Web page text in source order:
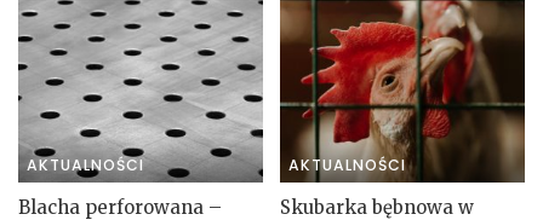
AKTUALNOŚCI
Blacha perforowana –
AKTUALNOŚCI
Skubarka bębnowa w